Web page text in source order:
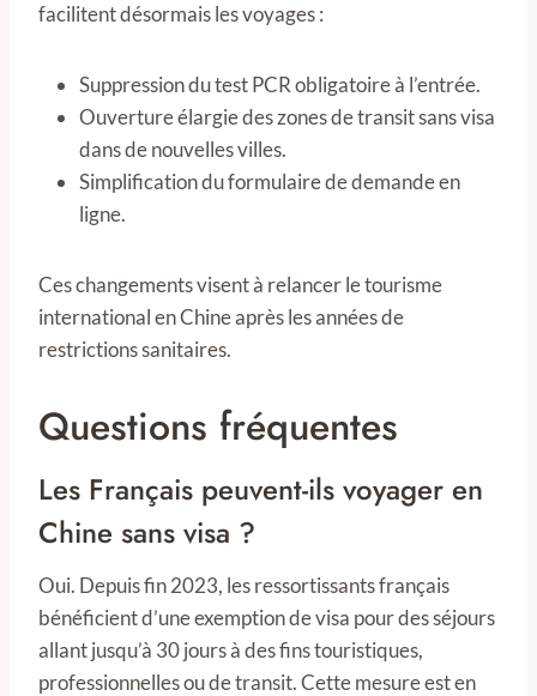
facilitent désormais les voyages :
Suppression du test PCR obligatoire à l’entrée.
Ouverture élargie des zones de transit sans visa
dans de nouvelles villes.
Simplification du formulaire de demande en
ligne.
Ces changements visent à relancer le tourisme
international en Chine après les années de
restrictions sanitaires.
Questions fréquentes
Les Français peuvent-ils voyager en
Chine sans visa ?
Oui. Depuis fin 2023, les ressortissants français
bénéficient d’une exemption de visa pour des séjours
allant jusqu’à 30 jours à des fins touristiques,
professionnelles ou de transit. Cette mesure est en